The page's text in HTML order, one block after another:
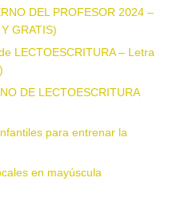
DEL PROFESOR 2024 –
GRATIS)
LECTOESCRITURA – Letra
DE LECTOESCRITURA
para entrenar la
en mayúscula